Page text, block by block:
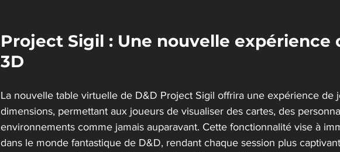
Project Sigil : Une nouvelle expérience
3D
La nouvelle table virtuelle de D&D Project Sigil offrira une expérience de
dimensions, permettant aux joueurs de visualiser des cartes, des
environnements comme jamais auparavant. Cette fonctionnalité vise à
dans le monde fantastique de D&D, rendant chaque session plus